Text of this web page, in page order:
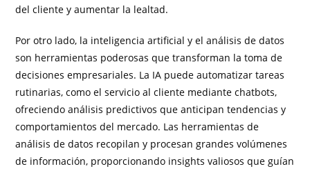
del cliente y aumentar la lealtad.
Por otro lado, la inteligencia artificial y el análisis de datos
son herramientas poderosas que transforman la toma de
decisiones empresariales. La IA puede automatizar tareas
rutinarias, como el servicio al cliente mediante chatbots,
ofreciendo análisis predictivos que anticipan tendencias y
comportamientos del mercado. Las herramientas de
análisis de datos recopilan y procesan grandes volúmenes
de información, proporcionando insights valiosos que guían